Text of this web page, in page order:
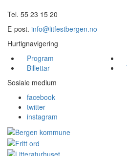
Tel. 55 23 15 20
E-post. info@litfestbergen.no
Hurtignavigering
Program
Billettar
Sosiale medium
facebook
twitter
instagram